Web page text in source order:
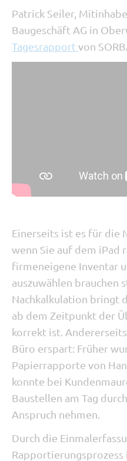
Patrick Seiler,
Baugeschäft AG in
Tagesrapportvon
Einerseits ist es für
wenn Sie auf dem iPad
firmeneigene Inventar
auszuwählen brauchen
Nachkalkulation bringt
ab dem Zeitpunkt der
korrekt ist.
Büro erspart: Früher
Papierrapporte von
konnte bei
Baustellen am Tag
Anspruch nehmen.
Durch die